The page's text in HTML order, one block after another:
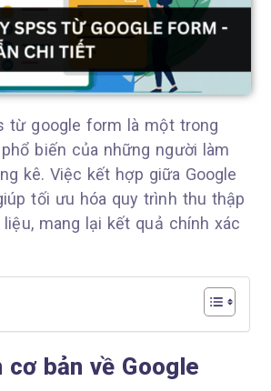
từ google form là một trong
biến của những người làm
kê. Việc kết hợp giữa Google
tối ưu hóa quy trình thu thập
mang lại kết quả chính xác
cơ bản về Google